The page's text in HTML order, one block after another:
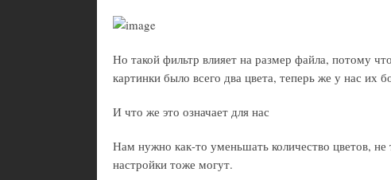
Но такой фильтр влияет на размер файла, потому
картинки было всего два цвета, теперь же у нас
И что же это означает для нас
Нам нужно как-то уменьшать количество цветов, не
настройки тоже могут.